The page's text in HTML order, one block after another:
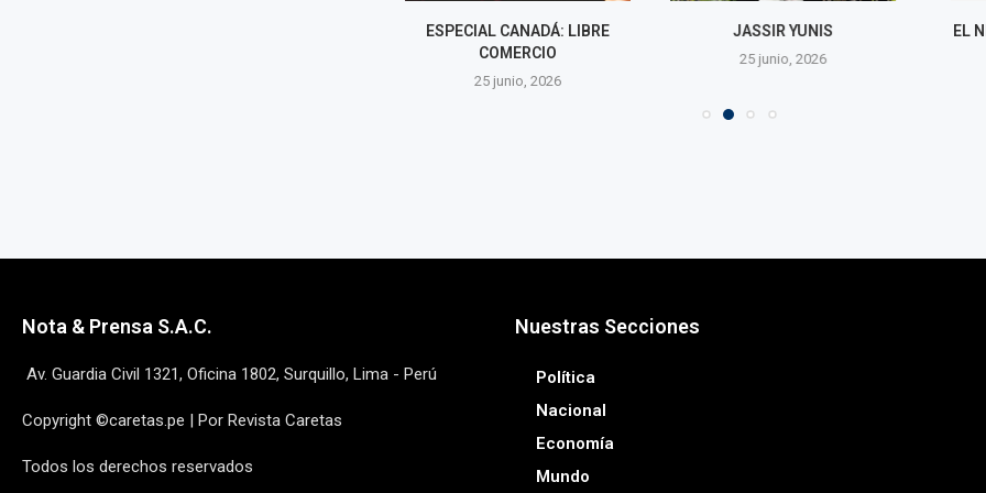
ESPECIAL CANADÁ: LIBRE
COMERCIO
25 junio, 2026
JASSIR YUNIS
25 junio, 2026
EL NIÑO: DE
25
Nota & Prensa S.A.C.
Av. Guardia Civil 1321, Oficina 1802, Surquillo, Lima - Perú
Copyright ©caretas.pe | Por Revista Caretas
Todos los derechos reservados
Nuestras Secciones
Política
Nacional
Economía
Mundo